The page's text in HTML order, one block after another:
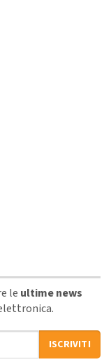
le ultime news
ISCRIVITI